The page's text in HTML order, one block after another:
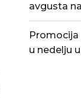
avgusta
Promocija
u nedelju